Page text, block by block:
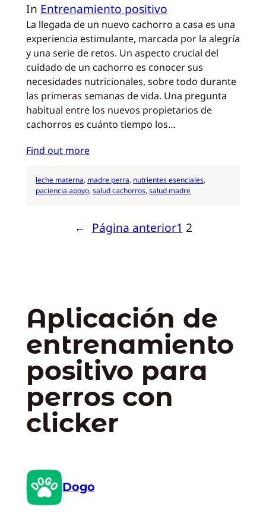
In Entrenamiento positivo
La llegada de un nuevo cachorro a casa es una
experiencia estimulante, marcada por la alegría
y una serie de retos. Un aspecto crucial del
cuidado de un cachorro es conocer sus
necesidades nutricionales, sobre todo durante
las primeras semanas de vida. Una pregunta
habitual entre los nuevos propietarios de
cachorros es cuánto tiempo los…
Find out more
leche materna, madre perra, nutrientes esenciales
paciencia apoyo, salud cachorros, salud madre
← Página anterior1 2
Aplicación de
entrenamiento
positivo para
perros con
clicker
Dogo